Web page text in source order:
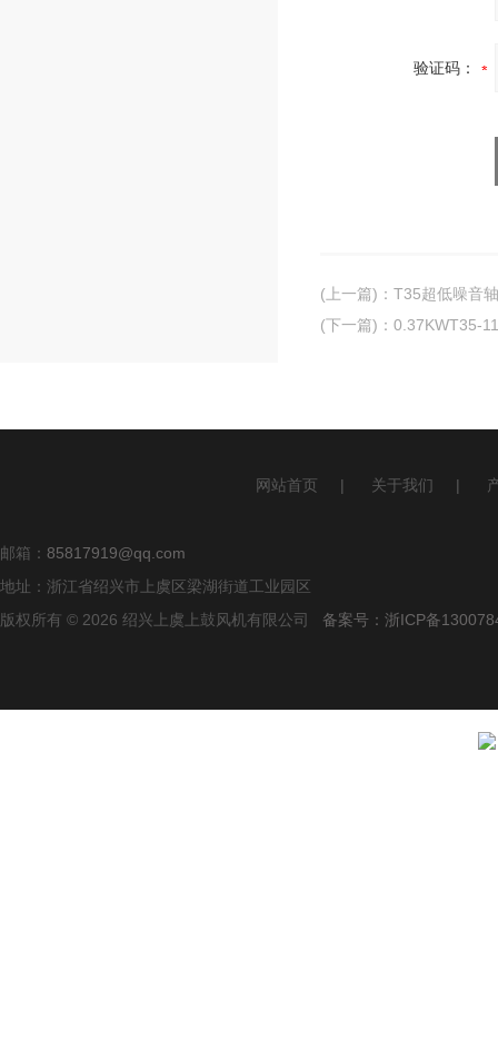
验证码：
(上一篇) ： T35超低噪音
(下一篇) ： 0.37KWT35-
网站首页 | 关于我们 |
邮箱： 85817919@qq.com
地址：浙江省绍兴市上虞区梁湖街道工业园区
版权所有 © 2026 绍兴上虞上鼓风机有限公司 备案号：浙ICP备